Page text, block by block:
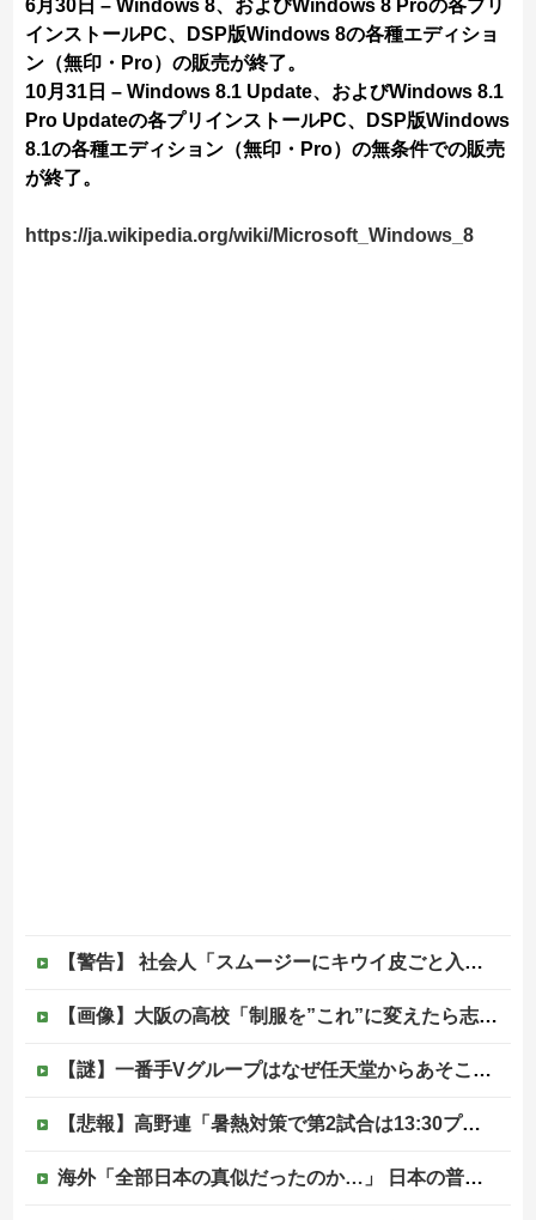
6月30日 – Windows 8、およびWindows 8 Proの各プリ
インストールPC、DSP版Windows 8の各種エディショ
ン（無印・Pro）の販売が終了。
10月31日 – Windows 8.1 Update、およびWindows 8.1
Pro Updateの各プリインストールPC、DSP版Windows
8.1の各種エディション（無印・Pro）の無条件での販売
が終了。
https://ja.wikipedia.org/wiki/Microsoft_Windows_8
【警告】 社会人「スムージーにキウイ皮ごと入れよ。これ美容にいいんだよね〜」→ 結果…
【画像】大阪の高校「制服を”これ”に変えたら志願者がめちゃくちゃ増えた」
【謎】一番手Vグループはなぜ任天堂からあそこまで寵愛されるんだ？
【悲報】高野連「暑熱対策で第2試合は13:30プレイボールや！」他
海外「全部日本の真似だったのか…」 日本の普通のテレビ番組が最新SNSの数十年先を行っていたと話題に